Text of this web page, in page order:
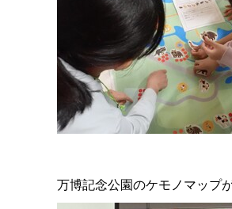
万博記念公園のケモノマップ